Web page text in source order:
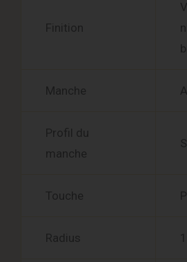
Finition
Manche
Profil du
manche
Touche
Radius